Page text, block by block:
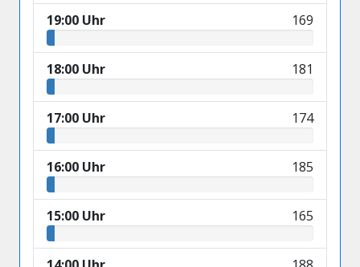
19:00 Uhr 169
18:00 Uhr 181
17:00 Uhr 174
16:00 Uhr 185
15:00 Uhr 165